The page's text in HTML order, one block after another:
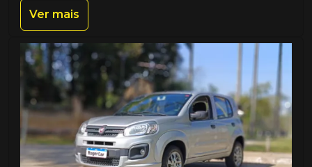
Ver mais